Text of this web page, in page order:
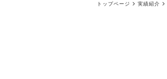
トップページ 実績紹介